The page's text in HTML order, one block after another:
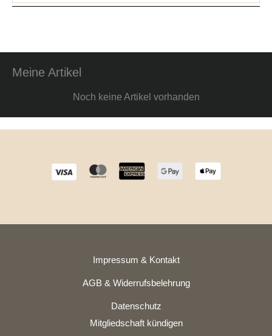
Meine Artikel
Noch keine Artikel vorhanden
Impressum & Kontakt
AGB & Widerrufsbelehrung
Datenschutz
Mitgliedschaft kündigen